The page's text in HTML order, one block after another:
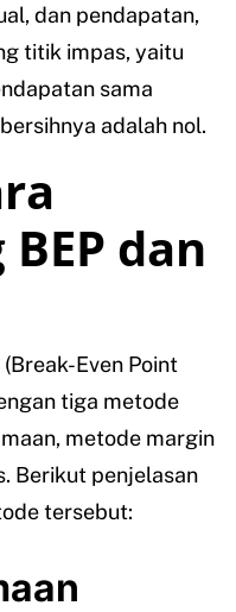
dan pendapatan,
titik impas, yaitu
sama
adalah nol.
dan
Even Point
tiga metode
metode margin
Berikut penjelasan
tersebut: